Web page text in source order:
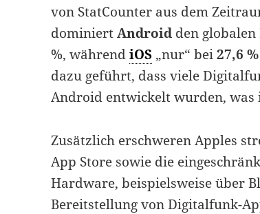
von StatCounter aus dem
dominiertAndroid den
%, währendiOS „nur“ bei27,6 %
dazu geführt, dass viele
Android entwickelt wurden, was
Zusätzlich erschweren Apples
App Store sowie die
Hardware, beispielsweise über
Bereitstellung von Digitalfunk-